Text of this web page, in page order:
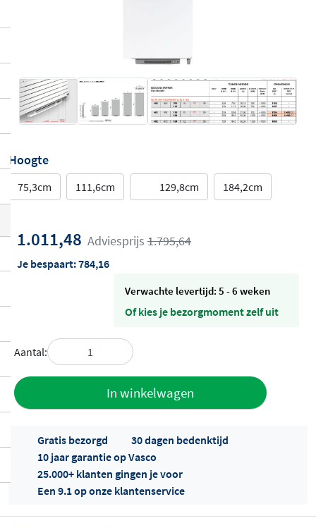
Hoogte
75,3cm 111,6cm 129,8cm 184,2cm
1.011,48 Adviesprijs 1.795,64
Je bespaart:784,16
Verwachte levertijd: 5 - 6 weken
Of kies je bezorgmoment zelf uit
Aantal:
In winkelwagen
Gratis bezorgd
30 dagen bedenktijd
10 jaar garantie op Vasco
25.000+ klanten gingen je voor
Een 9.1 op onze klantenservice